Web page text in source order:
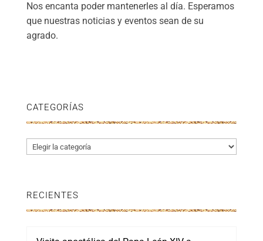
Nos encanta poder mantenerles al día. Esperamos
que nuestras noticias y eventos sean de su
agrado.
CATEGORÍAS
Categorías
RECIENTES